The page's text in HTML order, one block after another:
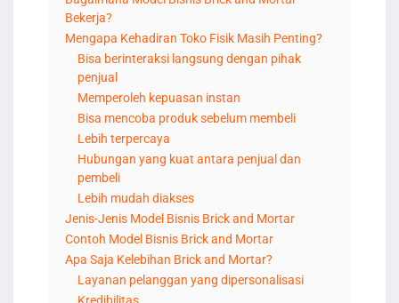
Bekerja?
Mengapa Kehadiran Toko Fisik Masih Penting?
Bisa berinteraksi langsung dengan pihak
penjual
Memperoleh kepuasan instan
Bisa mencoba produk sebelum membeli
Lebih terpercaya
Hubungan yang kuat antara penjual dan
pembeli
Lebih mudah diakses
Jenis-Jenis Model Bisnis Brick and Mortar
Contoh Model Bisnis Brick and Mortar
Apa Saja Kelebihan Brick and Mortar?
Layanan pelanggan yang dipersonalisasi